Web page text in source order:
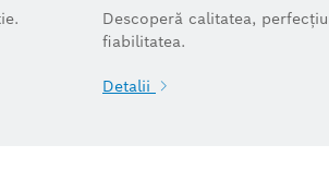
Descoperă calitatea,
fiabilitatea.
Detalii